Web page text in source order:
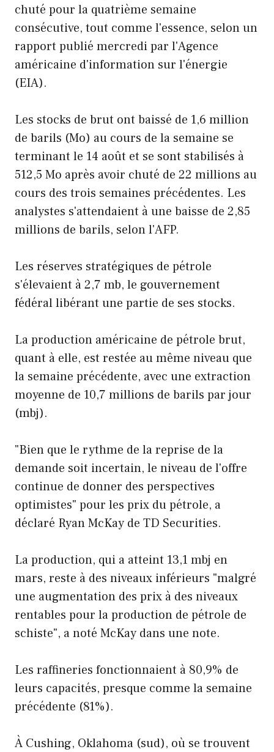
chuté pour la quatrième semaine
consécutive, tout comme l'essence, selon un
rapport publié mercredi par l'Agence
américaine d'information sur l'énergie
(EIA).
Les stocks de brut ont baissé de 1,6 million
de barils (Mo) au cours de la semaine se
terminant le 14 août et se sont stabilisés à
512,5 Mo après avoir chuté de 22 millions au
cours des trois semaines précédentes. Les
analystes s'attendaient à une baisse de 2,85
millions de barils, selon l'AFP.
Les réserves stratégiques de pétrole
s'élevaient à 2,7 mb, le gouvernement
fédéral libérant une partie de ses stocks.
La production américaine de pétrole brut,
quant à elle, est restée au même niveau que
la semaine précédente, avec une extraction
moyenne de 10,7 millions de barils par jour
(mbj).
"Bien que le rythme de la reprise de la
demande soit incertain, le niveau de l'offre
continue de donner des perspectives
optimistes" pour les prix du pétrole, a
déclaré Ryan McKay de TD Securities.
La production, qui a atteint 13,1 mbj en
mars, reste à des niveaux inférieurs "malgré
une augmentation des prix à des niveaux
rentables pour la production de pétrole de
schiste", a noté McKay dans une note.
Les raffineries fonctionnaient à 80,9% de
leurs capacités, presque comme la semaine
précédente (81%).
À Cushing, Oklahoma (sud), où se trouvent